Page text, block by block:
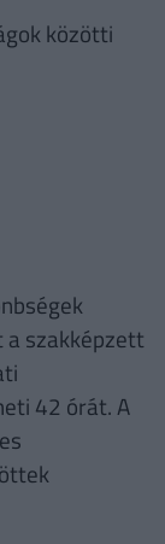
közötti
a szakképzett
42 órát. A